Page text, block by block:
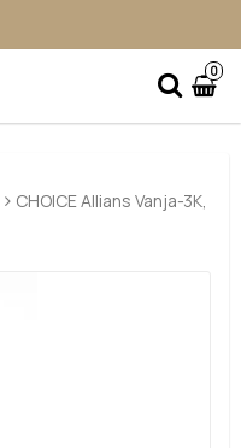
0
CHOICE Allians Vanja-3K,